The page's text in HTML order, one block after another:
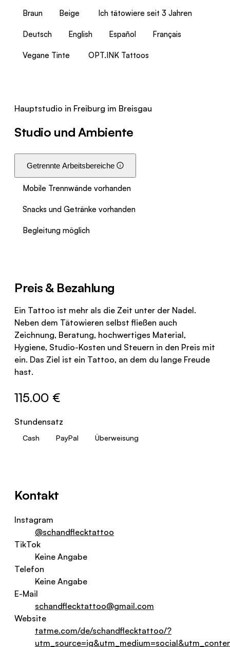
Braun Beige Ich tätowiere seit 3 Jahren
Deutsch English Español Français
Vegane Tinte OPT.INK Tattoos
Hauptstudio in Freiburg im Breisgau
Studio und Ambiente
Getrennte Arbeitsbereiche
Mobile Trennwände vorhanden
Snacks und Getränke vorhanden
Begleitung möglich
Preis & Bezahlung
Ein Tattoo ist mehr als die Zeit unter der Nadel.
Neben dem Tätowieren selbst fließen auch
Zeichnung, Beratung, hochwertiges Material,
Hygiene, Studio-Kosten und Steuern in den Preis mit
ein. Das Ziel ist ein Tattoo, an dem du lange Freude
hast.
115.00 €
Stundensatz
Cash PayPal Überweisung
Kontakt
Instagram
@schandflecktattoo
TikTok
Keine Angabe
Telefon
Keine Angabe
E-Mail
schandflecktattoo@gmail.com
Website
tatme.com/de/schandflecktattoo/?